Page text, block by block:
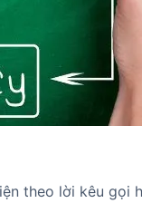
theo lời kêu gọi